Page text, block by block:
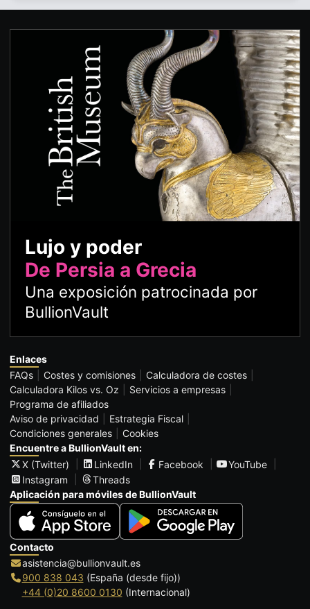
Lujo y poder
De Persia a Grecia
Una exposición patrocinada por
BullionVault
Enlaces
FAQs
Costes y comisiones
Calculadora de costes
Calculadora Kilos vs. Oz
Servicios a empresas
Programa de afiliados
Aviso de privacidad
Estrategia Fiscal
Condiciones generales
Cookies
Encuentre a BullionVault en:
X (Twitter)
LinkedIn Facebook
YouTube
Instagram
Threads
Aplicación para móviles de BullionVault
Contacto
asistencia@bullionvault.es
900 838 043 (España (desde fijo))
+44 (0)20 8600 0130 (Internacional)